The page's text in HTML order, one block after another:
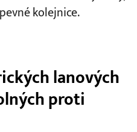
kolejnice.
lanových
proti